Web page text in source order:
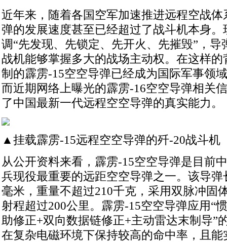
近年来，随着各国空军加速推进远程空战
弹的发展速度甚至已经超过了战斗机本身
调“先发现、先锁定、先开火、先摧毁”，
战机能够掌握多大的战场主动权。在这样
制的霹雳-15空空导弹已经成为国际军事领
而近期网络上曝光的霹雳-16空空导弹相关
了中国最新一代远程空空导弹的真实能力。
▲挂载霹雳-15远程空空导弹的歼-20战斗机
从公开资料来看，霹雳-15空空导弹是目前
兵现役最重要的远距空空导弹之一。该导弹
毫米，重量不超过210千克，采用双脉冲固
射程超过200公里。霹雳-15空空导弹应用“
助修正+双向数据链修正+主动雷达末制导”
在复杂电磁环境下保持较高的命中率，且